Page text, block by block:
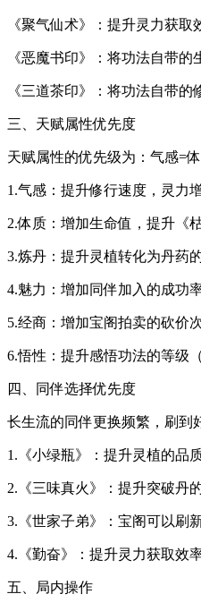
《聚气仙术》：提升灵力获
《恶魔书印》：将功法自带的
《三道茶印》：将功法自带
三、天赋属性优先度
天赋属性的优先级为：气感=
1.气感：提升修行速度，灵力
2.体质：增加生命值，提升《
3.炼丹：提升灵植转化为丹药
4.魅力：增加同伴加入的成功
5.经商：增加宝阁拍卖的砍价
6.悟性：提升感悟功法的等级
四、同伴选择优先度
长生流的同伴更换频繁，刷到
1.《小绿瓶》：提升灵植的品
2.《三味真火》：提升突破丹
3.《世家子弟》：宝阁可以刷
4.《勤奋》：提升灵力获取效率
五、局内操作